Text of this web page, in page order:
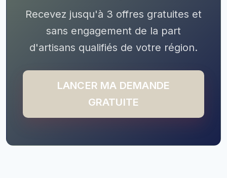
Recevez jusqu'à 3 offres gratuites et
sans engagement de la part
d'artisans qualifiés de votre région.
LANCER MA DEMANDE
GRATUITE